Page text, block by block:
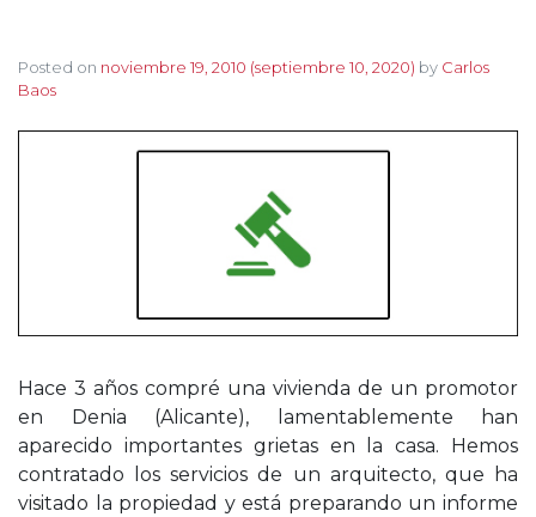
Posted on noviembre 19, 2010 (septiembre 10, 2020) by Carlos
Baos
Hace 3 años compré una vivienda de un promotor
en Denia (Alicante), lamentablemente han
aparecido importantes grietas en la casa. Hemos
contratado los servicios de un arquitecto, que ha
visitado la propiedad y está preparando un informe